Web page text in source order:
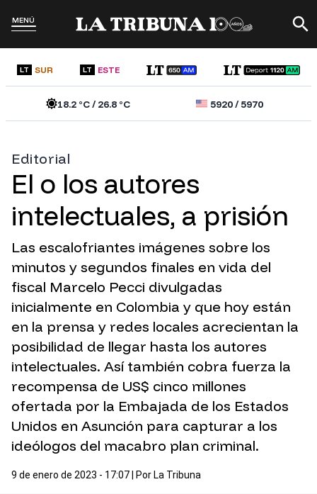
MENÚ
LT SUR LT ESTE
18.2°C /26.8°C 5920/5970
Editorial
El o los autores
intelectuales, a prisión
Las escalofriantes imágenes sobre los
minutos y segundos finales en vida del
fiscal Marcelo Pecci divulgadas
inicialmente en Colombia y que hoy están
en la prensa y redes locales acrecientan la
posibilidad de llegar hasta los autores
intelectuales. Así también cobra fuerza la
recompensa de US$ cinco millones
ofertada por la Embajada de los Estados
Unidos en Asunción para capturar a los
ideólogos del macabro plan criminal.
9 de enero de 2023 - 17:07 | Por La Tribuna